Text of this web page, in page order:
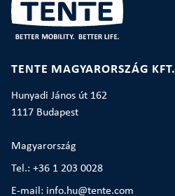
TENTE MAGYARORSZÁG KFT.
Hunyadi János út 162
1117 Budapest
Magyarország
Tel.: +36 1 203 0028
E-mail: info.hu@tente.com